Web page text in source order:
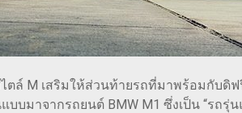
ล์ M เสริมให้ส่วนท้ายรถที่มาพร้อมกับดิ
บมาจากรถยนต์ BMW M1 ซึ่งเป็น “รถ